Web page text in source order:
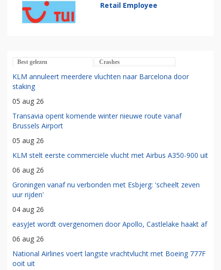
Retail Employee
Best gelezen Crashes
KLM annuleert meerdere vluchten naar Barcelona door
staking
05 aug 26
Transavia opent komende winter nieuwe route vanaf
Brussels Airport
05 aug 26
KLM stelt eerste commerciële vlucht met Airbus A350-900 uit
06 aug 26
Groningen vanaf nu verbonden met Esbjerg: 'scheelt zeven
uur rijden'
04 aug 26
easyJet wordt overgenomen door Apollo, Castlelake haakt af
06 aug 26
National Airlines voert langste vrachtvlucht met Boeing 777F
ooit uit